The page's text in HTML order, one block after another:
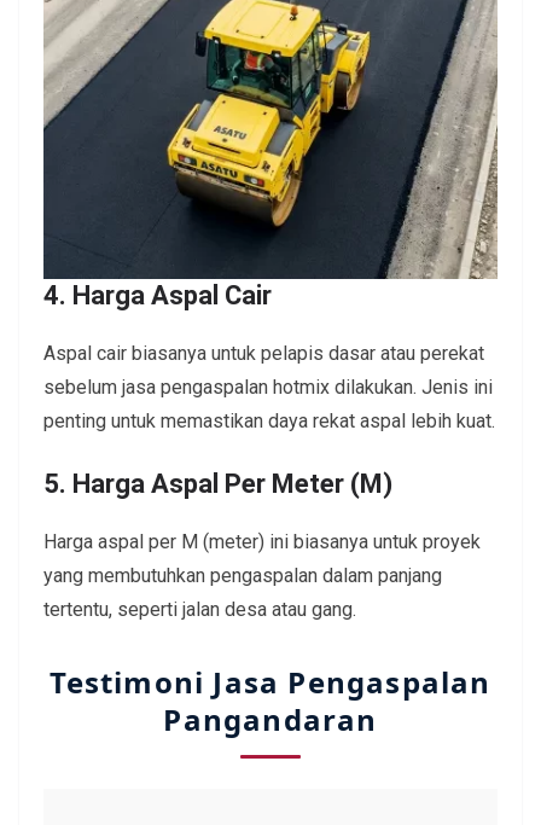
4. Harga Aspal Cair
Aspal cair biasanya untuk pelapis dasar atau perekat
sebelum jasa pengaspalan hotmix dilakukan. Jenis ini
penting untuk memastikan daya rekat aspal lebih kuat.
5. Harga Aspal Per Meter (M)
Harga aspal per M (meter) ini biasanya untuk proyek
yang membutuhkan pengaspalan dalam panjang
tertentu, seperti jalan desa atau gang.
Testimoni Jasa Pengaspalan
Pangandaran